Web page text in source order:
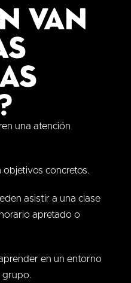
van
una atención
objetivos concretos.
asistir a una clase
apretado o
en un entorno
grupo.